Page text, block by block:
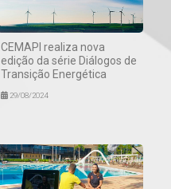
CEMAPI realiza nova
edição da série Diálogos de
Transição Energética
29/08/2024